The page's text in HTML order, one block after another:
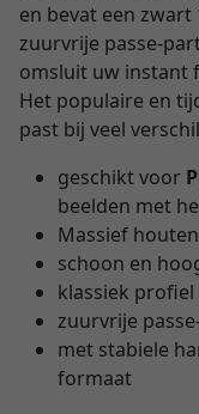
en bevat een zwart
zuurvrije passe-
omsluit uw instant
Het populaire en
past bij veel
geschikt voor
beelden met
Massief
schoon en
klassiek
zuurvrije
met stabiele
formaat